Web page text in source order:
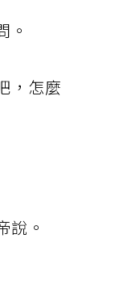
。
，怎麼
說。